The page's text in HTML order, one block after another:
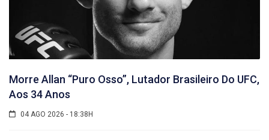
Morre Allan “Puro Osso”, Lutador Brasileiro Do UFC,
Aos 34 Anos
04 AGO 2026 - 18:38H